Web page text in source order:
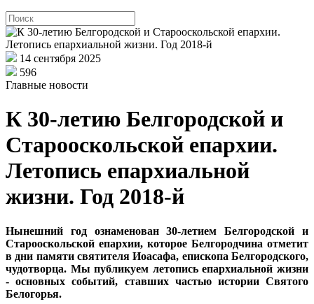
14 сентября 2025
596
Главные новости
К 30-летию Белгородской и
Старооскольской епархии.
Летопись епархиальной
жизни. Год 2018-й
Нынешний год ознаменован 30-летием Белгородской и
Старооскольской епархии, которое Белгородчина отметит
в дни памяти святителя Иоасафа, епископа Белгородского,
чудотворца. Мы публикуем летопись епархиальной жизни
- основных событий, ставших частью истории Святого
Белогорья.